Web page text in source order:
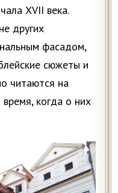
XVII века.
других
фасадом,
сюжеты и
читаются на
когда о них